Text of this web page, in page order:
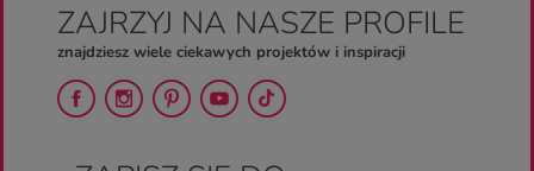
ZAJRZYJ NA NASZE PROFILE
znajdziesz wiele ciekawych projektów i inspiracji